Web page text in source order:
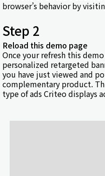
browser’s behavior by
Step 2
Reload this demo page
Once your refresh this
personalized retargeted
you have just viewed and
complementary product.
type of ads Criteo displays